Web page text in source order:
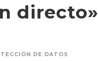
directo»
DE DATOS